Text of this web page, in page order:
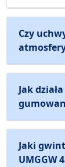
Czy
Jak
Jaki
UMGGW